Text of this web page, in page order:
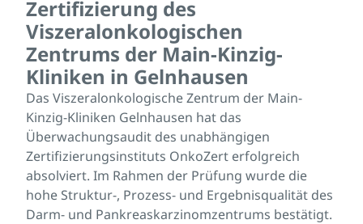
Zertifizierung des
Viszeralonkologischen
Zentrums der Main-Kinzig-
Kliniken in Gelnhausen
Das Viszeralonkologische Zentrum der Main-
Kinzig-Kliniken Gelnhausen hat das
Überwachungsaudit des unabhängigen
Zertifizierungsinstituts OnkoZert erfolgreich
absolviert. Im Rahmen der Prüfung wurde die
hohe Struktur-, Prozess- und Ergebnisqualität des
Darm- und Pankreaskarzinomzentrums bestätigt.